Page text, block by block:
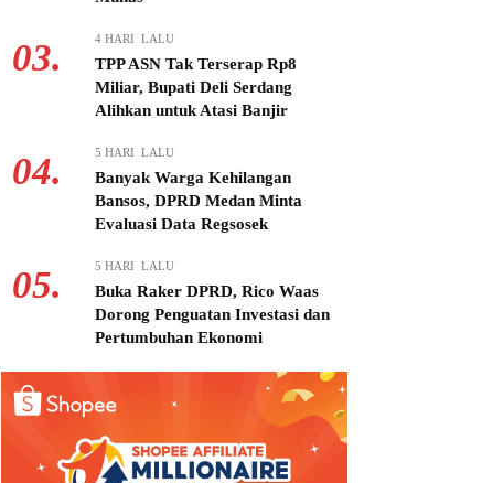
03. 4 HARI LALU
TPP ASN Tak Terserap Rp8
Miliar, Bupati Deli Serdang
Alihkan untuk Atasi Banjir
04. 5 HARI LALU
Banyak Warga Kehilangan
Bansos, DPRD Medan Minta
Evaluasi Data Regsosek
05. 5 HARI LALU
Buka Raker DPRD, Rico Waas
Dorong Penguatan Investasi dan
Pertumbuhan Ekonomi